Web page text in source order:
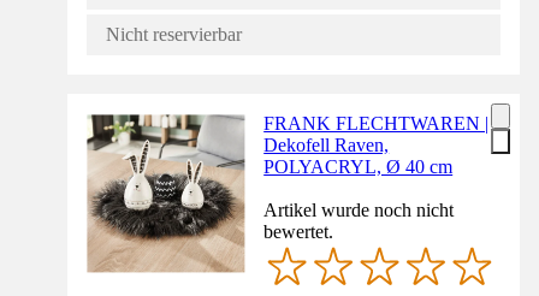
Nicht reservierbar
FRANK FLECHTWAREN |
Dekofell Raven,
POLYACRYL, Ø 40 cm
Artikel wurde noch nicht
bewertet.